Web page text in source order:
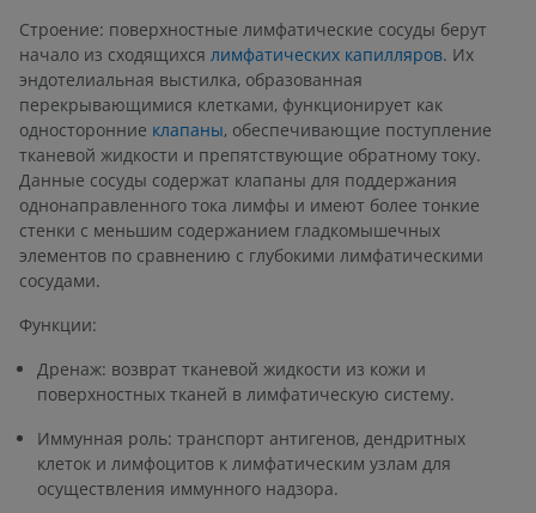
Строение: поверхностные лимфатические сосуды берут
начало из сходящихся лимфатических капилляров. Их
эндотелиальная выстилка, образованная
перекрывающимися клетками, функционирует как
односторонние клапаны, обеспечивающие поступление
тканевой жидкости и препятствующие обратному току.
Данные сосуды содержат клапаны для поддержания
однонаправленного тока лимфы и имеют более тонкие
стенки с меньшим содержанием гладкомышечных
элементов по сравнению с глубокими лимфатическими
сосудами.
Функции:
Дренаж: возврат тканевой жидкости из кожи и
поверхностных тканей в лимфатическую систему.
Иммунная роль: транспорт антигенов, дендритных
клеток и лимфоцитов к лимфатическим узлам для
осуществления иммунного надзора.